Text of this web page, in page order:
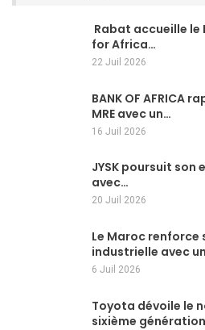
Rabat accueille le
for Africa…
22 Juil 2026
BANK OF AFRICA
MRE avec un…
16 Juil 2026
JYSK poursuit son
avec…
20 Juil 2026
Le Maroc renforce
industrielle avec
6 Juil 2026
Toyota dévoile le
sixième